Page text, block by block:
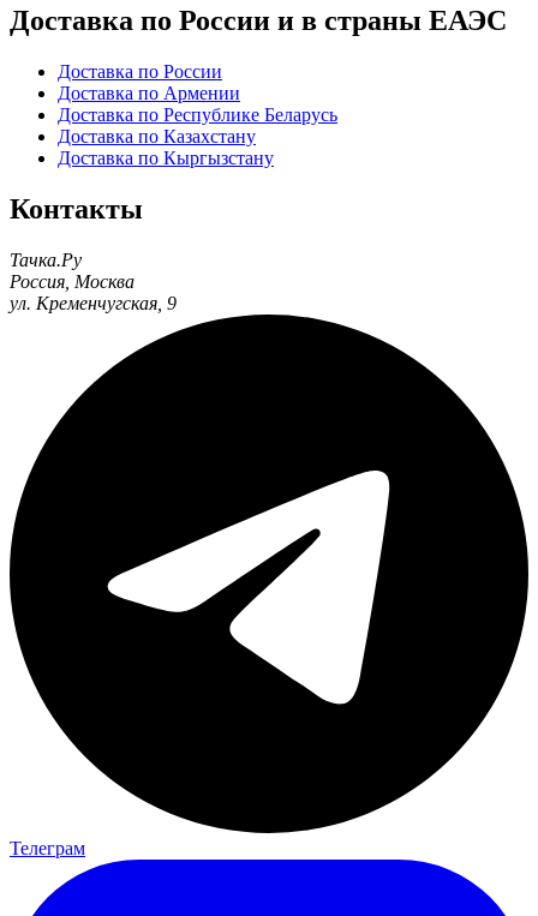
Доставка по России и в страны ЕАЭС
Доставка по России
Доставка по Армении
Доставка по Республике Беларусь
Доставка по Казахстану
Доставка по Кыргызстану
Контакты
Тачка.Ру
Россия Москва
ул. Кременчугская, 9
Телеграм